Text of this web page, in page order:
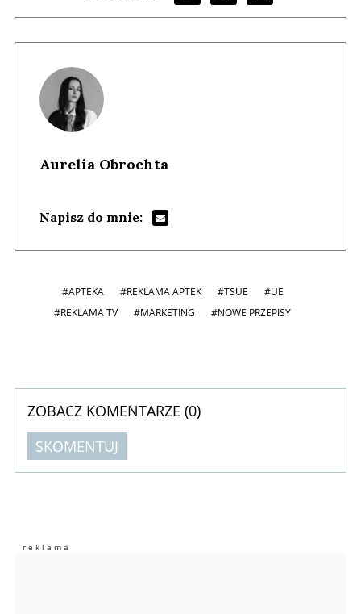
Aurelia Obrochta
Napisz do mnie:
#APTEKA #REKLAMA APTEK #TSUE
#UE
#REKLAMA TV
#MARKETING #NOWE PRZEPISY
ZOBACZ KOMENTARZE (0)
SKOMENTUJ
Imię (Wymagane)